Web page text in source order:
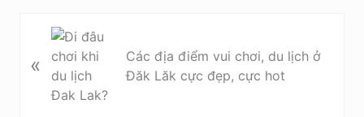
i
«
Các địa điểm vui chơi, du lịch ở
Đăk Lăk cực đẹp, cực hot